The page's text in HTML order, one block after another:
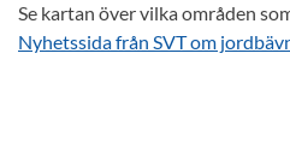
Se kartan över vilka områden
Nyhetssida från SVT om